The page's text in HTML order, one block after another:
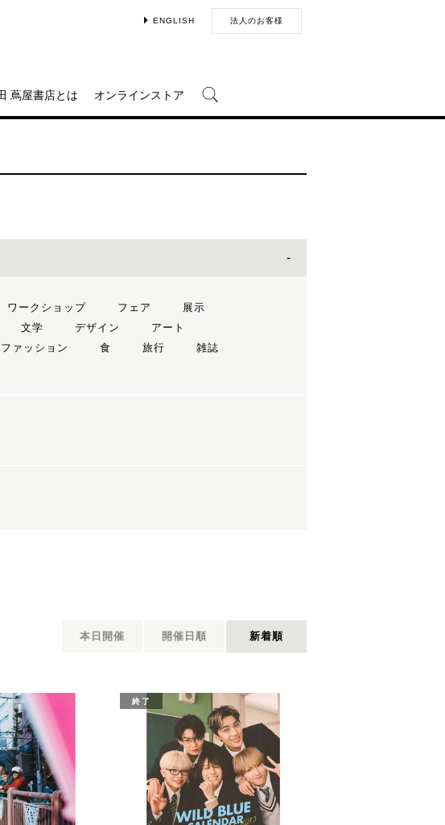
ENGLISH 法人のお客様
蔦屋書店とは オンラインストア
ワークショップ フェア
展示
文学 デザイン
アート
ァッション 食 旅行
雑誌
本日開催 開催日順 新着順
終了